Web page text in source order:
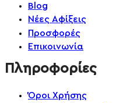
Blog
Νέες Αφίξεις
Προσφορές
Επικοινωνία
Πληροφορίες
Όροι Χρήσης